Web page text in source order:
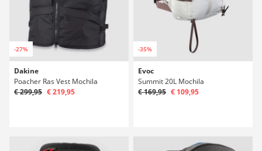
-27%
Dakine
Poacher Ras Vest Mochila
€ 299,95 € 219,95
-35%
Evoc
Summit 20L Mochila
€ 169,95 € 109,95